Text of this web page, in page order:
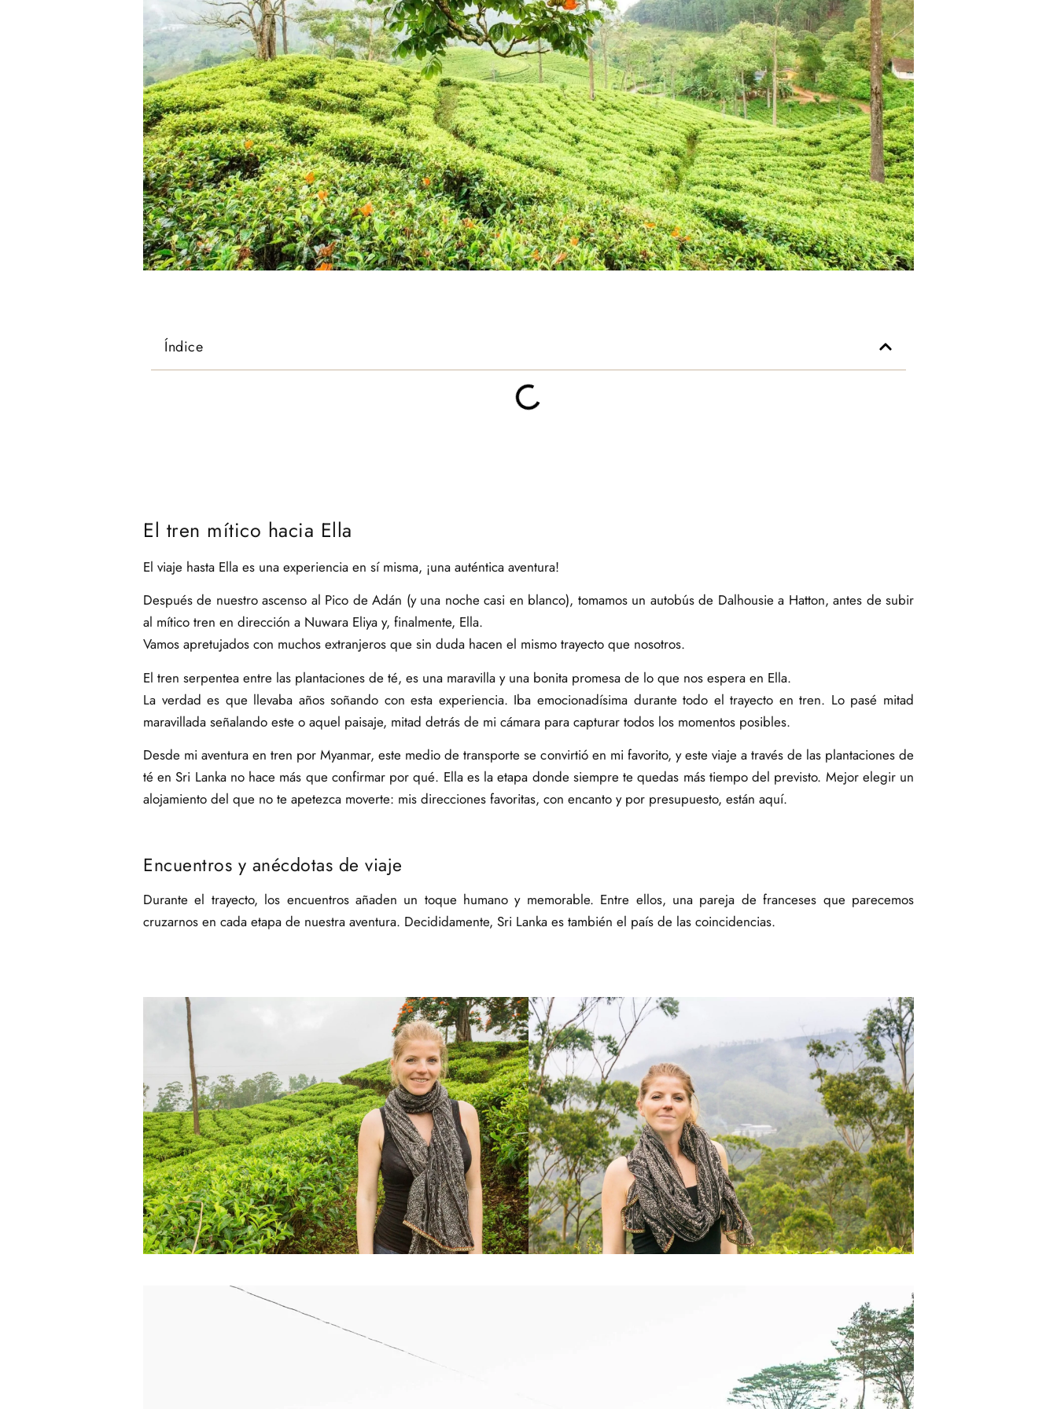
Índice
El tren mítico hacia Ella
El viaje hasta Ella es una experiencia en sí misma, ¡una auténtica aventura!
Después de nuestro ascenso al Pico de Adán (y una noche casi en blanco), tomamos un autobús de Dalhousie a Hatton, antes de subir
al mítico tren en dirección a Nuwara Eliya y, finalmente, Ella.
Vamos apretujados con muchos extranjeros que sin duda hacen el mismo trayecto que nosotros.
El tren serpentea entre las plantaciones de té, es una maravilla y una bonita promesa de lo que nos espera en Ella.
La verdad es que llevaba años soñando con esta experiencia. Iba emocionadísima durante todo el trayecto en tren. Lo pasé mitad
maravillada señalando este o aquel paisaje, mitad detrás de mi cámara para capturar todos los momentos posibles.
Desde mi aventura en tren por Myanmar, este medio de transporte se convirtió en mi favorito, y este viaje a través de las plantaciones de
té en Sri Lanka no hace más que confirmar por qué. Ella es la etapa donde siempre te quedas más tiempo del previsto. Mejor elegir un
alojamiento del que no te apetezca moverte: mis direcciones favoritas, con encanto y por presupuesto, están aquí.
Encuentros y anécdotas de viaje
Durante el trayecto, los encuentros añaden un toque humano y memorable. Entre ellos, una pareja de franceses que parecemos
cruzarnos en cada etapa de nuestra aventura. Decididamente, Sri Lanka es también el país de las coincidencias.